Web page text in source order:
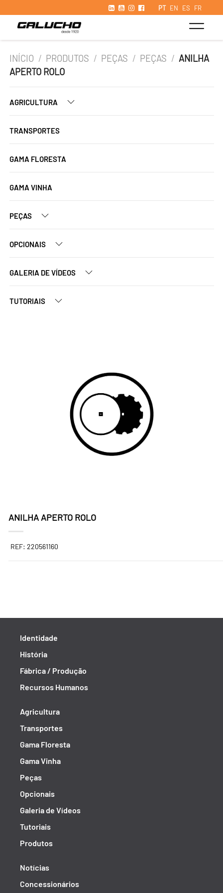
PT EN ES FR
INÍCIO / PRODUTOS / PEÇAS / PEÇAS / ANILHA
APERTO ROLO
AGRICULTURA
TRANSPORTES
GAMA FLORESTA
GAMA VINHA
PEÇAS
OPCIONAIS
GALERIA DE VÍDEOS
TUTORIAIS
ANILHA APERTO ROLO
REF: 220561160
Identidade
História
Fábrica / Produção
Recursos Humanos
Agricultura
Transportes
Gama Floresta
Gama Vinha
Peças
Opcionais
Galeria de Vídeos
Tutoriais
Produtos
Notícias
Concessionários